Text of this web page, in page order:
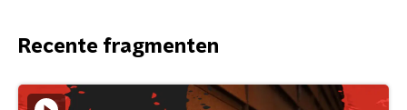
Recente fragmenten